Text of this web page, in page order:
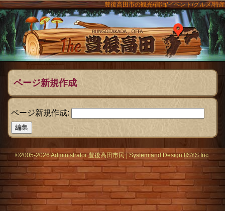
豊後高田市の観光/宿泊/イベント/グルメ/特産
The豊後
ページ新規作成
ページ新規作成:
メニュー
©2005-2026 Administrator:豊後高田市民|Systemand Design:IISYS Inc.